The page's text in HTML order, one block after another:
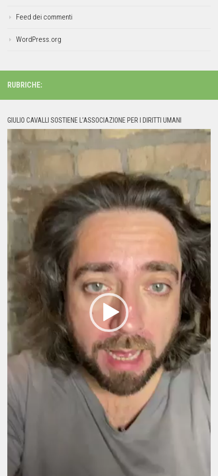
Feed dei commenti
WordPress.org
RUBRICHE:
GIULIO CAVALLI SOSTIENE L’ASSOCIAZIONE PER I DIRITTI UMANI